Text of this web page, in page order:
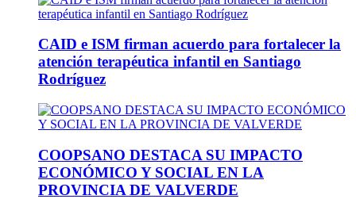
CAID e ISM firman acuerdo para fortalecer la
atención terapéutica infantil en Santiago
Rodríguez
COOPSANO DESTACA SU IMPACTO
ECONÓMICO Y SOCIAL EN LA
PROVINCIA DE VALVERDE